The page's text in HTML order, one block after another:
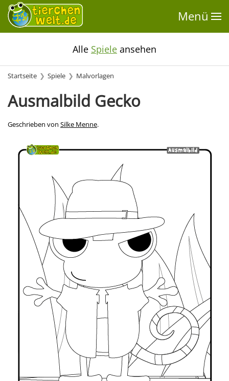
Menü
Alle Spiele ansehen
Startseite Spiele Malvorlagen
Ausmalbild Gecko
Geschrieben von Silke Menne.